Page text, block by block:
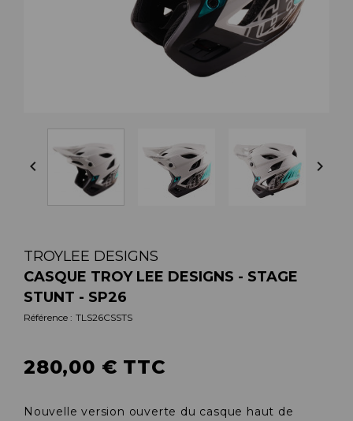
 
TROYLEE DESIGNS
CASQUE TROY LEE DESIGNS - STAGE
STUNT - SP26
Référence : TLS26CSSTS
280,00 € TTC
Nouvelle version ouverte du casque haut de